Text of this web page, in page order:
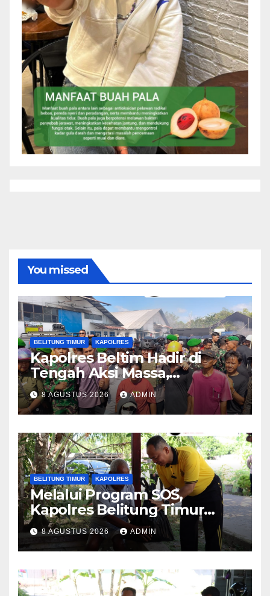
You missed
BELITUNG TIMUR KAPOLRES
Kapolres Beltim Hadir di
Tengah Aksi Massa,
Kedepankan Pendekatan
Humanis dan Jembatani
Aspirasi Masyarakat
8 AGUSTUS 2026 ADMIN
BELITUNG TIMUR KAPOLRES
Melalui Program SOS,
Kapolres Belitung Timur
Sambang Warga yang
Sedang Sakit
8 AGUSTUS 2026 ADMIN